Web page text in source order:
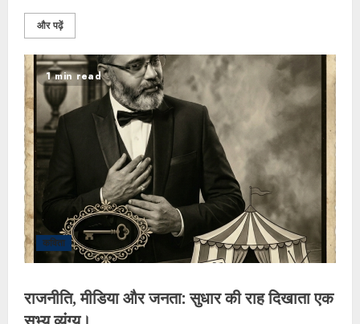
और पढ़ें
1 min read
कविता
राजनीति, मीडिया और जनता: सुधार की राह दिखाता एक